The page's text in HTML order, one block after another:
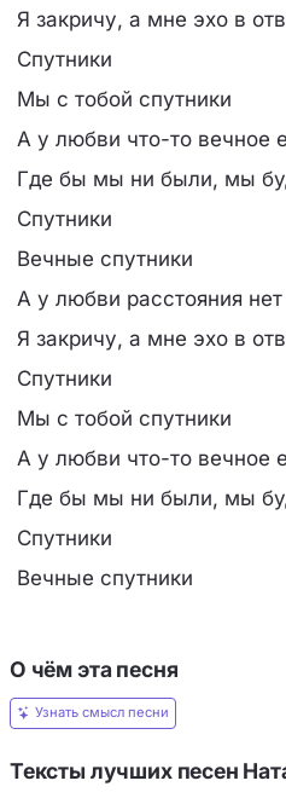
Я закричу, а мне эхо в
Спутники
Мы с тобой спутники
А у любви что-то вечное
Где бы мы ни были, мы
Спутники
Вечные спутники
А у любви расстояния нет
Я закричу, а мне эхо в
Спутники
Мы с тобой спутники
А у любви что-то вечное
Где бы мы ни были, мы
Спутники
Вечные спутники
О чём эта песня
Узнать смысл песни
Тексты лучших песен